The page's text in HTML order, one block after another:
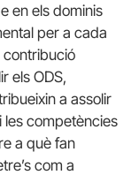
en els dominis
per a cada
contribució
els ODS,
a assolir
les competències
a què fan
com a